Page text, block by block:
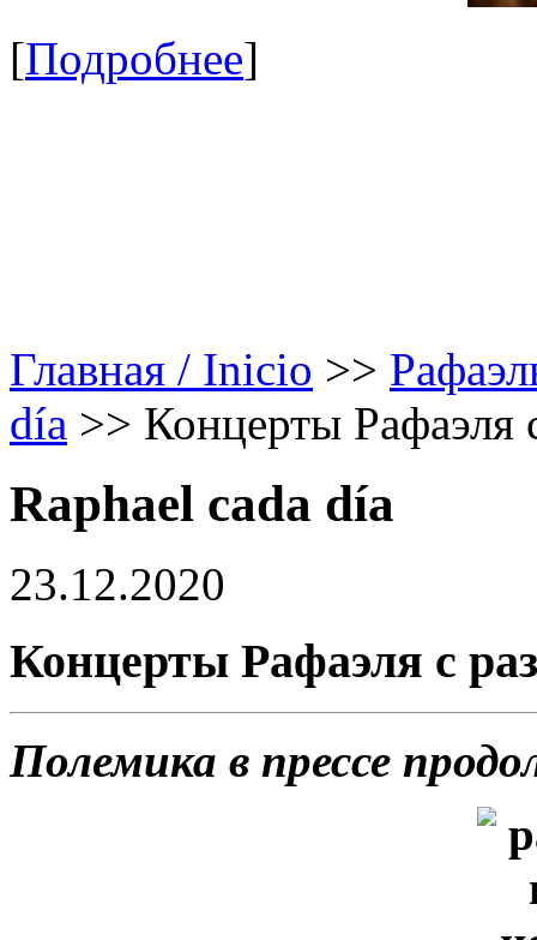
[Подробнее]
Главная / Inicio >>
día >> Концерты Рафаэля
Raphael cada día
23.12.2020
Концерты Рафаэля с
Полемика в прессе